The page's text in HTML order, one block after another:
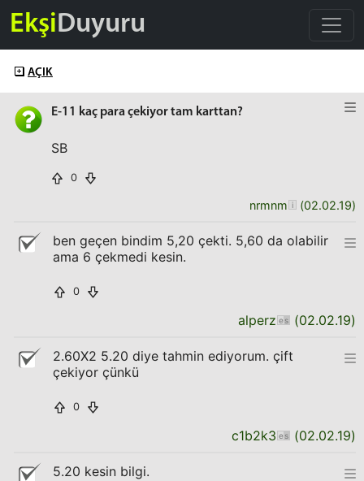
EkşiDuyuru
AÇIK
E-11 kaç para çekiyor tam karttan?
SB
0
nrmnm (02.02.19)
ben geçen bindim 5,20 çekti. 5,60 da olabilir
ama 6 çekmedi kesin.
0
alperz (02.02.19)
2.60X2 5.20 diye tahmin ediyorum. çift
çekiyor çünkü
0
c1b2k3 (02.02.19)
5.20 kesin bilgi.